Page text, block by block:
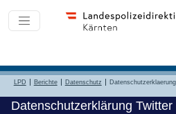
LPD Berichte Datenschutz
Datenschutzerklärung Twitter